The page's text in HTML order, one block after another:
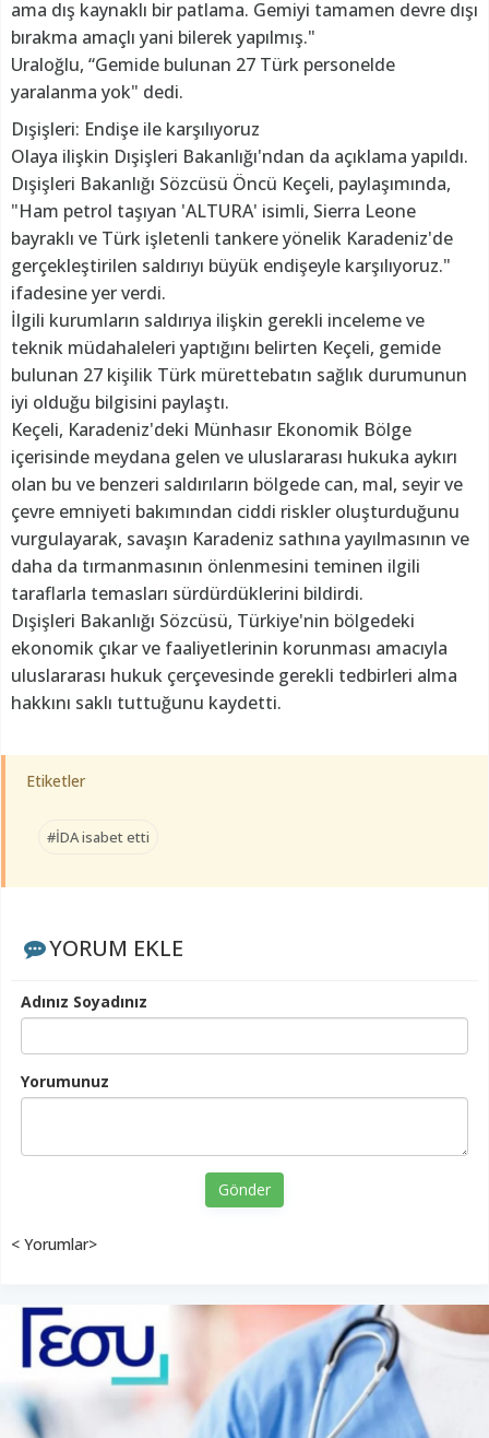
ama dış kaynaklı bir patlama. Gemiyi tamamen devre dışı
bırakma amaçlı yani bilerek yapılmış."
Uraloğlu, “Gemide bulunan 27 Türk personelde
yaralanma yok" dedi.
Dışişleri: Endişe ile karşılıyoruz
Olaya ilişkin Dışişleri Bakanlığı'ndan da açıklama yapıldı.
Dışişleri Bakanlığı Sözcüsü Öncü Keçeli, paylaşımında,
"Ham petrol taşıyan 'ALTURA' isimli, Sierra Leone
bayraklı ve Türk işletenli tankere yönelik Karadeniz'de
gerçekleştirilen saldırıyı büyük endişeyle karşılıyoruz."
ifadesine yer verdi.
İlgili kurumların saldırıya ilişkin gerekli inceleme ve
teknik müdahaleleri yaptığını belirten Keçeli, gemide
bulunan 27 kişilik Türk mürettebatın sağlık durumunun
iyi olduğu bilgisini paylaştı.
Keçeli, Karadeniz'deki Münhasır Ekonomik Bölge
içerisinde meydana gelen ve uluslararası hukuka aykırı
olan bu ve benzeri saldırıların bölgede can, mal, seyir ve
çevre emniyeti bakımından ciddi riskler oluşturduğunu
vurgulayarak, savaşın Karadeniz sathına yayılmasının ve
daha da tırmanmasının önlenmesini teminen ilgili
taraflarla temasları sürdürdüklerini bildirdi.
Dışişleri Bakanlığı Sözcüsü, Türkiye'nin bölgedeki
ekonomik çıkar ve faaliyetlerinin korunması amacıyla
uluslararası hukuk çerçevesinde gerekli tedbirleri alma
hakkını saklı tuttuğunu kaydetti.
Etiketler
#İDA isabet etti
YORUM EKLE
Adınız Soyadınız
Yorumunuz
Gönder
< Yorumlar>